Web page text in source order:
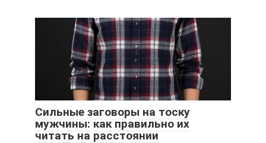
Сильные заговоры на тоску
мужчины: как правильно их
читать на расстоянии